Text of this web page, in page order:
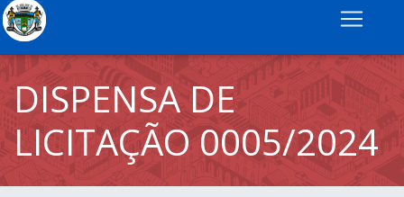
DISPENSA DE
LICITAÇÃO 0005/2024